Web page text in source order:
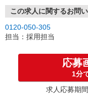
※ご希望があれば、職場
お気軽にご応募ください♪
この求人に関するお問
0120-050-305
担当：採用担当
応募
1分
求人応募期